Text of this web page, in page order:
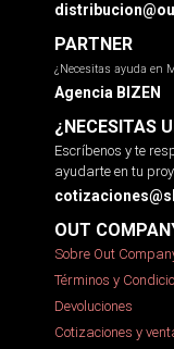
PARTNER
¿Necesitas ayuda en
Agencia BIZEN
¿NECESITAS
Escríbenos y te
ayudarte en tu
OUT
Sobre Out
Términos y
Devoluciones
Cotizaciones y